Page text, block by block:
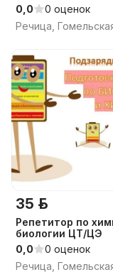
0,0
0 оценок
Речица,
35 р.
Репетитор по
биологии ЦТ/ЦЭ
0,0
0 оценок
Речица,